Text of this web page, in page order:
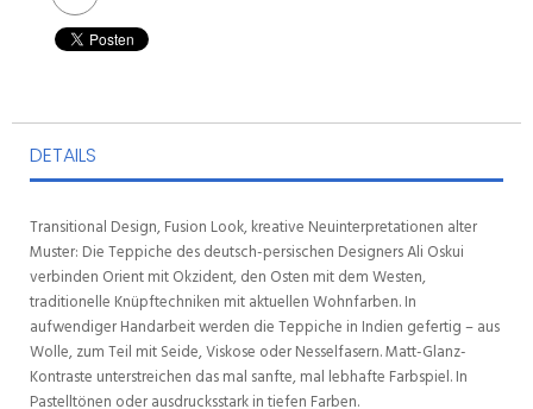
DETAILS
Transitional Design, Fusion Look, kreative Neuinterpretationen alter
Muster: Die Teppiche des deutsch-persischen Designers Ali Oskui
verbinden Orient mit Okzident, den Osten mit dem Westen,
traditionelle Knüpftechniken mit aktuellen Wohnfarben. In
aufwendiger Handarbeit werden die Teppiche in Indien gefertig – aus
Wolle, zum Teil mit Seide, Viskose oder Nesselfasern. Matt-Glanz-
Kontraste unterstreichen das mal sanfte, mal lebhafte Farbspiel. In
Pastelltönen oder ausdrucksstark in tiefen Farben.